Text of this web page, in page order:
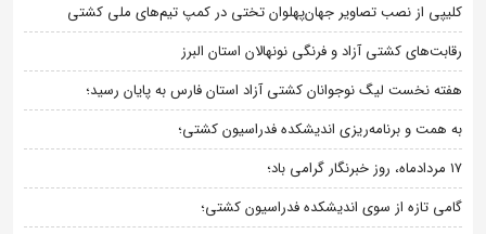
کلیپی از نصب تصاویر جهان‌پهلوان تختی در کمپ تیم‌های ملی کشتی
رقابت‌های کشتی آزاد و فرنگی نونهالان استان البرز
هفته نخست لیگ نوجوانان کشتی آزاد استان فارس به پایان رسید؛
به همت و برنامه‌ریزی اندیشکده فدراسیون کشتی؛
۱۷ مردادماه، روز خبرنگار گرامی باد؛
گامی تازه از سوی اندیشکده فدراسیون کشتی؛